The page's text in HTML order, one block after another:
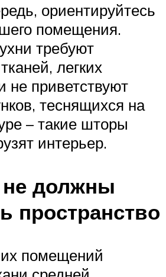
ориентируйтесь
помещения.
требуют
легких
не приветствуют
теснящихся на
– такие шторы
интерьер.
должны
пространство
помещений